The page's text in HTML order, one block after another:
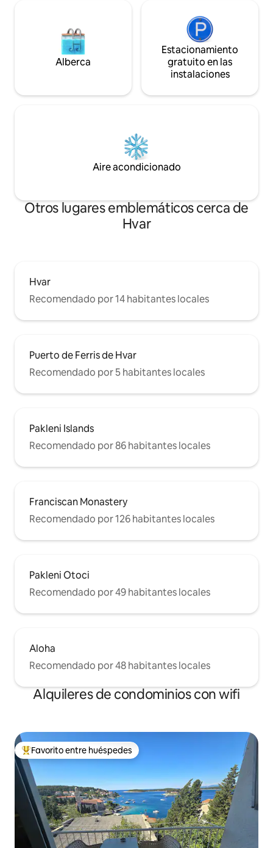
Alberca
Estacionamiento
gratuito en las
instalaciones
Aire acondicionado
Otros lugares emblemáticos cerca de
Hvar
Hvar
Recomendado por 14 habitantes locales
Puerto de Ferris de Hvar
Recomendado por 5 habitantes locales
Pakleni Islands
Recomendado por 86 habitantes locales
Franciscan Monastery
Recomendado por 126 habitantes locales
Pakleni Otoci
Recomendado por 49 habitantes locales
Aloha
Recomendado por 48 habitantes locales
Alquileres de condominios con wifi
De los mejores en Favorito entre huéspedes
Favorito entre huéspedes